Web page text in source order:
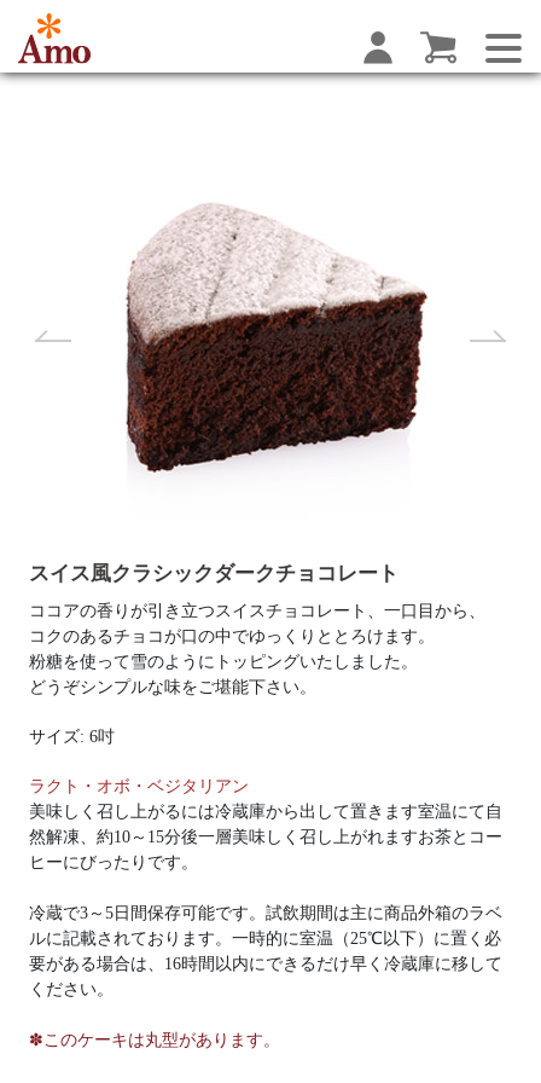
スイス風クラシックダークチョコレート
ココアの香りが引き立つスイスチョコレート、一口目から、
コクのあるチョコが口の中でゆっくりととろけます。
粉糖を使って雪のようにトッピングいたしました。
どうぞシンプルな味をご堪能下さい。
サイズ: 6吋
ラクト・オボ・ベジタリアン
美味しく召し上がるには冷蔵庫から出して置きます室温にて自
然解凍、約10～15分後一層美味しく召し上がれますお茶とコー
ヒーにびったりです。
冷蔵で3～5日間保存可能です。試飲期間は主に商品外箱のラベ
ルに記載されております。一時的に室温（25℃以下）に置く必
要がある場合は、16時間以内にできるだけ早く冷蔵庫に移して
ください。
✽このケーキは丸型があります。